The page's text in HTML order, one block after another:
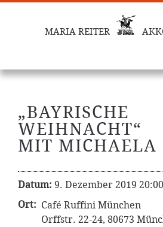
MARIA REITER
„BAYRISCHE
WEIHNACHT“
MIT MICHAELA
Datum: 9. Dezember 2019 20:00
Ort: Café Ruffini München
Orffstr. 22-24, 80673